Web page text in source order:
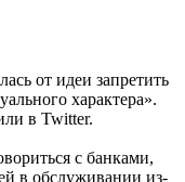
от идеи запретить
характера».
в Twitter.
с банками,
в обслуживании из-